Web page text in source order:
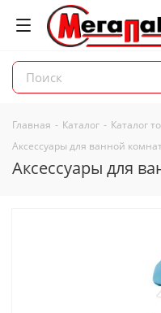
Главная - Каталог - Каталог
Аксессуары для ванной
Аксессуары для